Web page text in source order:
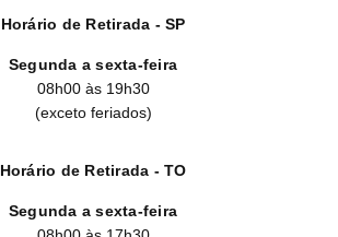
Horário de Retirada - SP
Segunda a sexta-feira
08h00 às 19h30
(exceto feriados)
Horário de Retirada - TO
Segunda a sexta-feira